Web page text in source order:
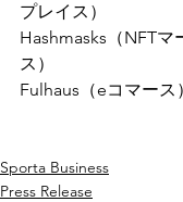
プレイス）
Hashmasks（NFTマ
ス）
Fulhaus（eコマース）
Sporta Business
Press Release